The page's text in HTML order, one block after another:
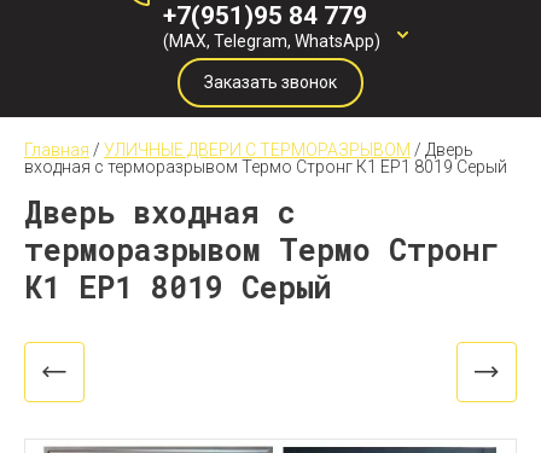
(MAX, Telegram, WhatsApp)
+7(951)95 84 779
Заказать звонок
Главная / УЛИЧНЫЕ ДВЕРИ С ТЕРМОРАЗРЫВОМ / Дверь
входная с терморазрывом Термо Стронг К1 ЕР1 8019 Серый
Дверь входная с
терморазрывом Термо Стронг
К1 ЕР1 8019 Серый